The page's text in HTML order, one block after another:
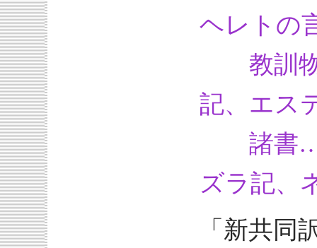
ヘレトの
教訓物
記、エス
諸書
ズラ記、
「新共同